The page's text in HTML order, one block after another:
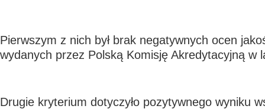
Pierwszym z nich był brak negatywnych ocen
wydanych przez Polską Komisję Akredytacyjną w
Drugie kryterium dotyczyło pozytywnego wyniku